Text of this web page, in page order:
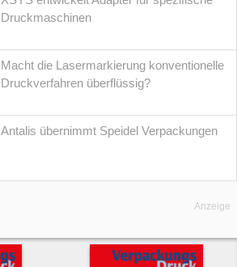
Druckmaschinen
Macht die Lasermarkierung konventionelle
Druckverfahren überflüssig?
Antalis übernimmt Speidel Verpackungen
Anzeige